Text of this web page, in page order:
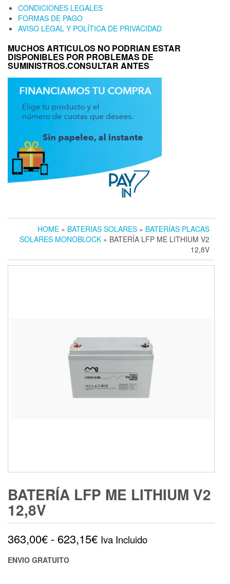
CONDICIONES LEGALES
FORMAS DE PAGO
AVISO LEGAL Y POLÍTICA DE PRIVACIDAD
MUCHOS ARTICULOS NO PODRIAN ESTAR
DISPONIBLES POR PROBLEMAS DE
SUMINISTROS.CONSULTAR ANTES
HOME » BATERIAS SOLARES » BATERÍAS PLACAS
SOLARES MONOBLOCK » BATERÍA LFP ME LITHIUM V2
12,8V
BATERÍA LFP ME LITHIUM V2
12,8V
363,00€ - 623,15€Rango
Iva Incluido
ENVIO GRATUITO